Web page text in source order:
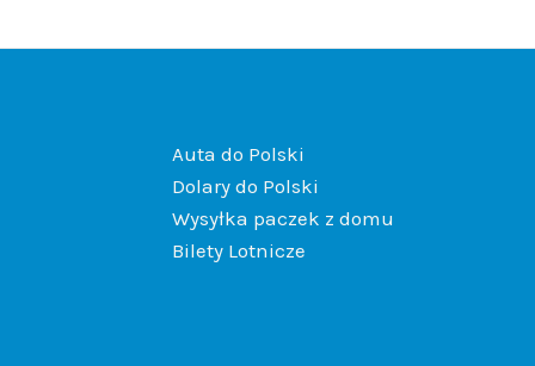
Auta do Polski
Dolary do Polski
Wysyłka paczek z domu
Bilety Lotnicze